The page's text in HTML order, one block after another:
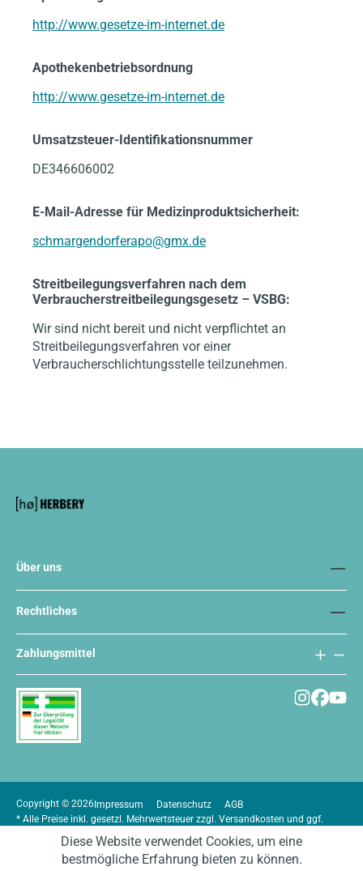
http://www.gesetze-im-internet.de
Apothekenbetriebsordnung
http://www.gesetze-im-internet.de
Umsatzsteuer-Identifikationsnummer
DE346606002
E-Mail-Adresse für Medizinproduktsicherheit:
schmargendorferapo@gmx.de
Streitbeilegungsverfahren nach dem
Verbraucherstreitbeilegungsgesetz – VSBG:
Wir sind nicht bereit und nicht verpflichtet an
Streitbeilegungsverfahren vor einer
Verbraucherschlichtungsstelle teilzunehmen.
Über uns
Rechtliches
Zahlungsmittel
Copyright © 2026 Impressum Datenschutz
AGB
* Alle Preise inkl. gesetzl. Mehrwertsteuer zzgl. Versandkosten und ggf.
Diese Website verwendet Cookies, um eine
bestmögliche Erfahrung bieten zu können.